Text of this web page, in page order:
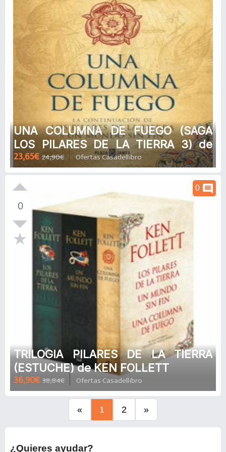
UNA COLUMNA DE FUEGO (SAGA
LOS PILARES DE LA TIERRA 3) de
KEN FOLLETT
23,65€ 24,90€ Ofertas Casadellibro
0
0 comment
TRILOGIA PILARES DE LA TIERRA
(ESTUCHE) de KEN FOLLETT
36,90€ 38,84€ Ofertas Casadellibro
« 1 2 »
¿Quieres ayudar?